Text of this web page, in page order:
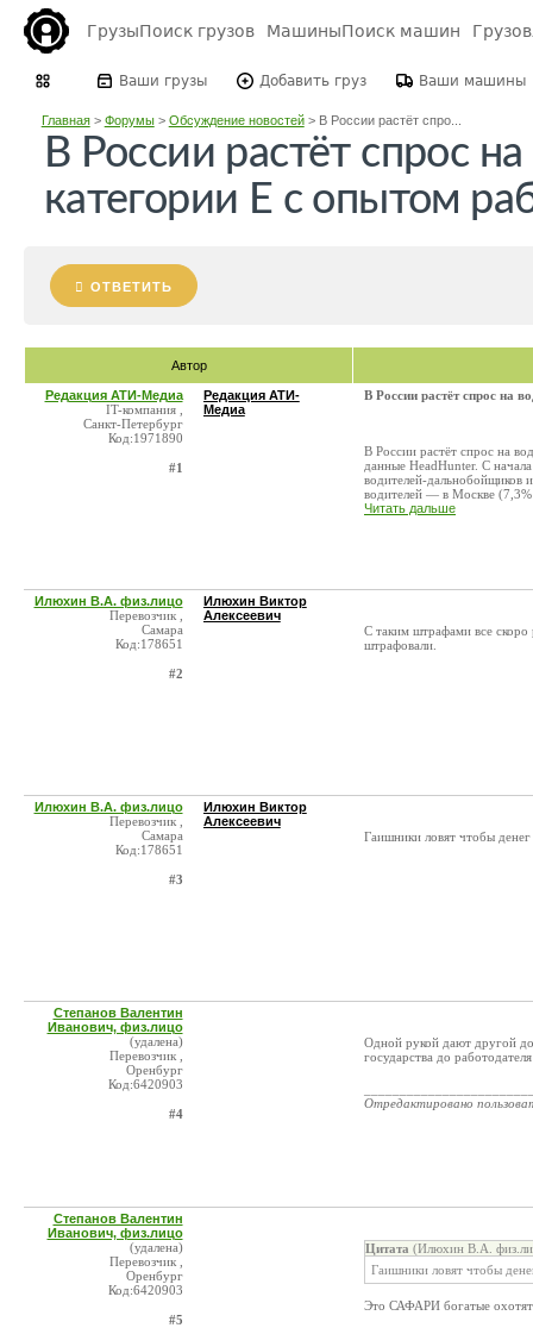
ГрузыПоиск грузов МашиныПоиск машин
Ваши грузы Добавить груз Ваши машины
Главная> Форумы> Обсуждение новостей> В России растёт спро...
В России растёт спрос
категории Е с опытом
ОТВЕТИТЬ
Автор
Редакция АТИ-Медиа
IT-компания ,
Санкт-Петербург
Код:1971890
#1
Редакция АТИ-
Медиа
В России растёт спрос на
В России растёт спрос на
данные HeadHunter. С
водителей-дальнобойщиков
водителей — в Москве
Читать дальше
Илюхин В.А. физ.лицо
Перевозчик ,
Самара
Код:178651
#2
Илюхин Виктор
Алексеевич
С таким штрафами все скоро
штрафовали.
Илюхин В.А. физ.лицо
Перевозчик ,
Самара
Код:178651
#3
Илюхин Виктор
Алексеевич
Гаишники ловят чтобы
Степанов Валентин
Иванович, физ.лицо
(удалена)
Перевозчик ,
Оренбург
Код:6420903
#4
Одной рукой дают другой
государства до
Отредактировано
Степанов Валентин
Иванович, физ.лицо
(удалена)
Перевозчик ,
Оренбург
Код:6420903
#5
Цитата (Илюхин В.А.
Гаишники ловят чтобы
Это САФАРИ богатые